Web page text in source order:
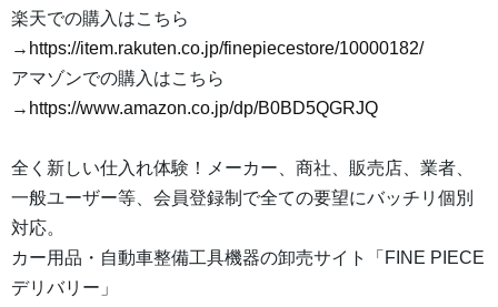
楽天での購入はこちら
→ https://item.rakuten.co.jp/finepiecestore/10000182/
アマゾンでの購入はこちら
→ https://www.amazon.co.jp/dp/B0BD5QGRJQ
全く新しい仕入れ体験！メーカー、商社、販売店、業者、
一般ユーザー等、会員登録制で全ての要望にバッチリ個別
対応。
カー用品・自動車整備工具機器の卸売サイト「FINE PIECE
デリバリー」